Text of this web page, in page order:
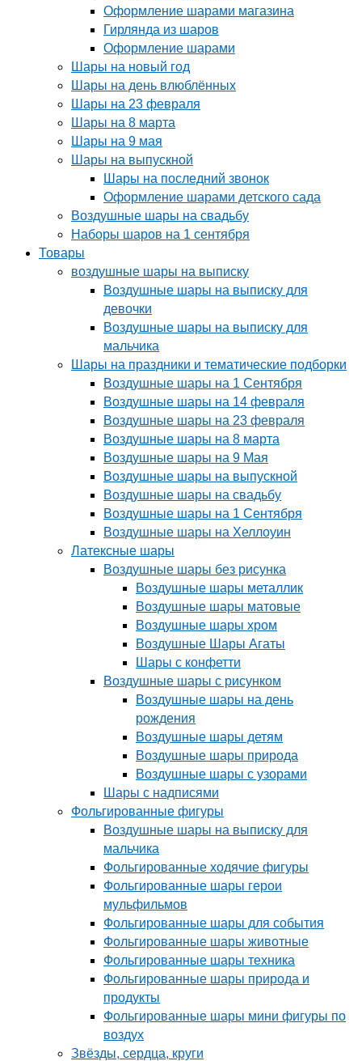
Оформление шарами магазина
Гирлянда из шаров
Оформление шарами
Шары на новый год
Шары на день влюблённых
Шары на 23 февраля
Шары на 8 марта
Шары на 9 мая
Шары на выпускной
Шары на последний звонок
Оформление шарами детского сада
Воздушные шары на свадьбу
Наборы шаров на 1 сентября
Товары
воздушные шары на выписку
Воздушные шары на выписку для
девочки
Воздушные шары на выписку для
мальчика
Шары на праздники и тематические подборки
Воздушные шары на 1 Сентября
Воздушные шары на 14 февраля
Воздушные шары на 23 февраля
Воздушные шары на 8 марта
Воздушные шары на 9 Мая
Воздушные шары на выпускной
Воздушные шары на свадьбу
Воздушные шары на 1 Сентября
Воздушные шары на Хеллоуин
Латексные шары
Воздушные шары без рисунка
Воздушные шары металлик
Воздушные шары матовые
Воздушные шары хром
Воздушные Шары Агаты
Шары с конфетти
Воздушные шары с рисунком
Воздушные шары на день
рождения
Воздушные шары детям
Воздушные шары природа
Воздушные шары с узорами
Шары с надписями
Фольгированные фигуры
Воздушные шары на выписку для
мальчика
Фольгированные ходячие фигуры
Фольгированные шары герои
мульфильмов
Фольгированные шары для события
Фольгированные шары животные
Фольгированные шары техника
Фольгированные шары природа и
продукты
Фольгированные шары мини фигуры по
воздух
Звёзды, сердца, круги